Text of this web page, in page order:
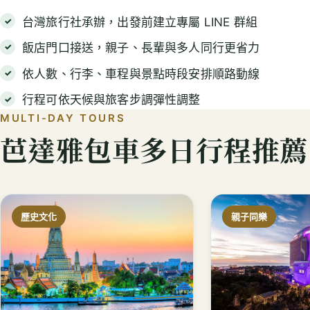
台灣旅行社承辦，出發前建立專屬 LINE 群組
飯店門口接送，親子、長輩與多人同行更省力
依人數、行李、車程與景點時段安排順路動線
行程可依天候與旅客步調彈性調整
MULTI-DAY TOURS
芭達雅包車多日行程推薦
歷史文化 親子同樂